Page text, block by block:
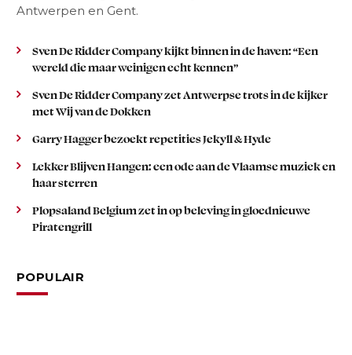
Antwerpen en Gent.
Sven De Ridder Company kijkt binnen in de haven: “Een
wereld die maar weinigen echt kennen”
Sven De Ridder Company zet Antwerpse trots in de kijker
met Wij van de Dokken
Garry Hagger bezoekt repetities Jekyll & Hyde
Lekker Blijven Hangen: een ode aan de Vlaamse muziek en
haar sterren
Plopsaland Belgium zet in op beleving in gloednieuwe
Piratengrill
POPULAIR